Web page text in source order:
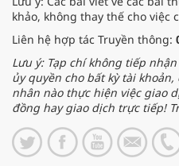
khảo, không thay thế cho việc
Liên hệ hợp tác Truyền thông:
Lưu ý: Tạp chí không tiếp
ủy quyền cho bất kỳ tài
nhân nào thực hiện việc giao
đồng hay giao dịch trực tiếp!